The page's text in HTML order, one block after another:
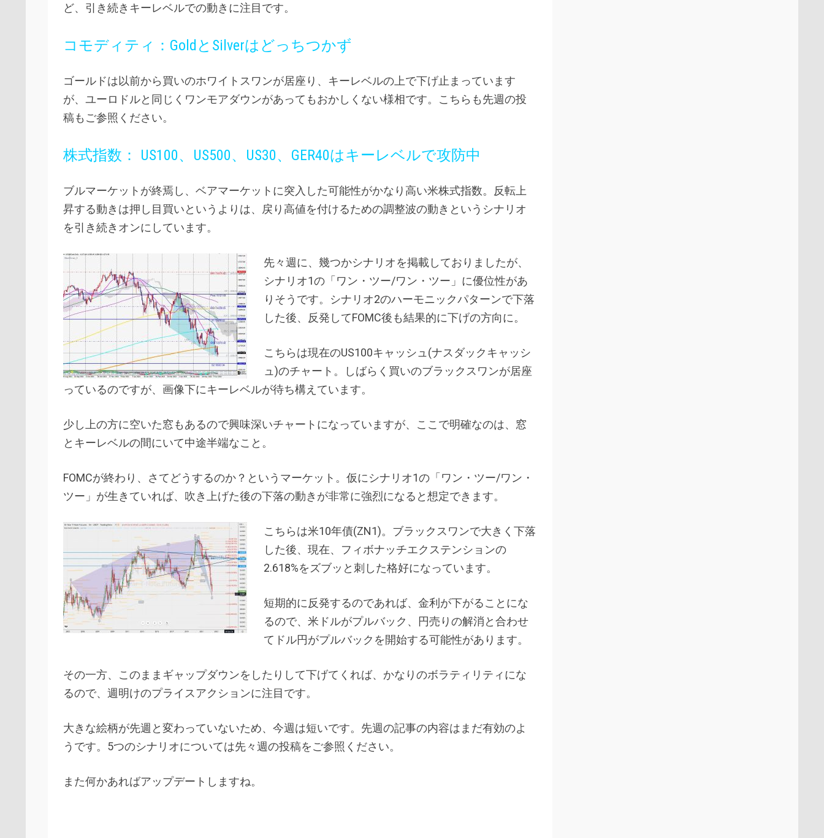
ど、引き続きキーレベルでの動きに注目です。
コモディティ：GoldとSilverはどっちつかず
ゴールドは以前から買いのホワイトスワンが居座り、キーレベルの上で下げ止まっています
が、ユーロドルと同じくワンモアダウンがあってもおかしくない様相です。こちらも先週の投
稿もご参照ください。
株式指数： US100、US500、US30、GER40はキーレベルで攻防中
ブルマーケットが終焉し、ベアマーケットに突入した可能性がかなり高い米株式指数。反転上
昇する動きは押し目買いというよりは、戻り高値を付けるための調整波の動きというシナリオ
を引き続きオンにしています。
先々週に、幾つかシナリオを掲載しておりましたが、
シナリオ1の「ワン・ツー/ワン・ツー」に優位性があ
りそうです。シナリオ2のハーモニックパターンで下落
した後、反発してFOMC後も結果的に下げの方向に。
こちらは現在のUS100キャッシュ(ナスダックキャッシ
ュ)のチャート。しばらく買いのブラックスワンが居座
っているのですが、画像下にキーレベルが待ち構えています。
少し上の方に空いた窓もあるので興味深いチャートになっていますが、ここで明確なのは、窓
とキーレベルの間にいて中途半端なこと。
FOMCが終わり、さてどうするのか？というマーケット。仮にシナリオ1の「ワン・ツー/ワン・
ツー」が生きていれば、吹き上げた後の下落の動きが非常に強烈になると想定できます。
こちらは米10年債(ZN1)。ブラックスワンで大きく下落
した後、現在、フィボナッチエクステンションの
2.618%をズブッと刺した格好になっています。
短期的に反発するのであれば、金利が下がることにな
るので、米ドルがプルバック、円売りの解消と合わせ
てドル円がプルバックを開始する可能性があります。
その一方、このままギャップダウンをしたりして下げてくれば、かなりのボラティリティにな
るので、週明けのプライスアクションに注目です。
大きな絵柄が先週と変わっていないため、今週は短いです。先週の記事の内容はまだ有効のよ
うです。5つのシナリオについては先々週の投稿をご参照ください。
また何かあればアップデートしますね。